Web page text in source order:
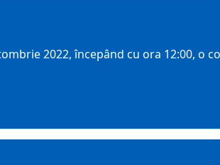
2022, începând cu ora 12:00, o